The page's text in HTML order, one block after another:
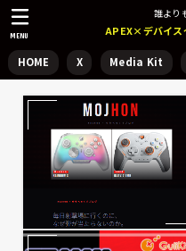
誰より
APEX×デバイス
HOME X Media Kit
MENU